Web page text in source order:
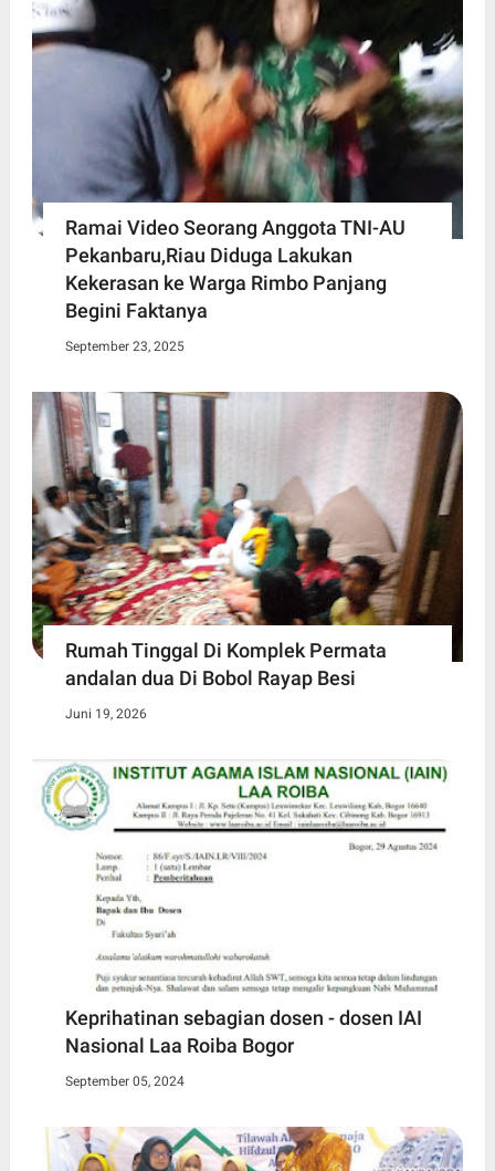
Ramai Video Seorang Anggota TNI-AU
Pekanbaru,Riau Diduga Lakukan
Kekerasan ke Warga Rimbo Panjang
Begini Faktanya
September 23, 2025
Rumah Tinggal Di Komplek Permata
andalan dua Di Bobol Rayap Besi
Juni 19, 2026
Keprihatinan sebagian dosen - dosen IAI
Nasional Laa Roiba Bogor
September 05, 2024